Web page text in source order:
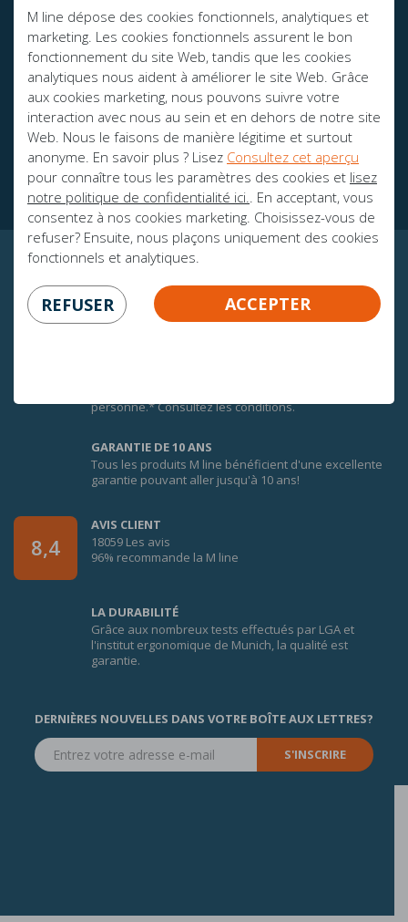
M line dépose des cookies fonctionnels, analytiques et
marketing. Les cookies fonctionnels assurent le bon
fonctionnement du site Web, tandis que les cookies
analytiques nous aident à améliorer le site Web. Grâce
aux cookies marketing, nous pouvons suivre votre
interaction avec nous au sein et en dehors de notre site
Web. Nous le faisons de manière légitime et surtout
anonyme. En savoir plus ? Lisez Consultez cet aperçu
pour connaître tous les paramètres des cookies et lisez
notre politique de confidentialité ici.
. En acceptant, vous
consentez à nos cookies marketing. Choisissez-vous de
refuser? Ensuite, nous plaçons uniquement des cookies
fonctionnels et analytiques.
REFUSER ACCEPTER
info@mline.nl
+31 413-243050
Des brochures
Ambassadeurs
CERTITUDE GARANTIE!
personne.* Consultez les conditions.
GARANTIE DE 10 ANS
Tous les produits M line bénéficient d'une excellente
garantie pouvant aller jusqu'à 10 ans!
8,4
AVIS CLIENT
18059 Les avis
96% recommande la M line
LA DURABILITÉ
Grâce aux nombreux tests effectués par LGA et
l'institut ergonomique de Munich, la qualité est
garantie.
DERNIÈRES NOUVELLES DANS VOTRE BOÎTE AUX LETTRES?
S'INSCRIRE